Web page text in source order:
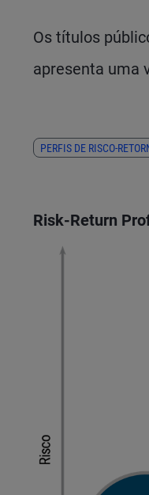
Os títulos
apresenta uma
PERFIS DE RISCO-
Risk-Return